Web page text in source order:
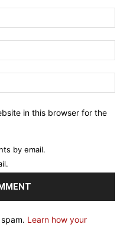
in this browser for the
by email.
Learn how your